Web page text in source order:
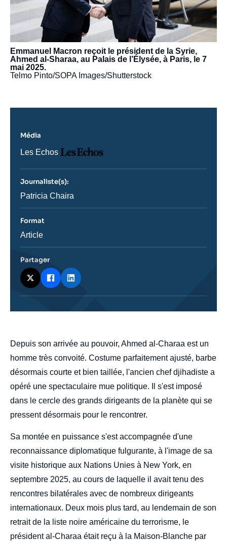
Emmanuel Macron reçoit le président de la Syrie,
Ahmed al-Sharaa, au Palais de l’Élysée, à Paris, le 7
mai 2025.
Telmo Pinto/SOPA Images/Shutterstock
body
Depuis son arrivée au pouvoir, Ahmed al-Charaa est un
homme très convoité. Costume parfaitement ajusté, barbe
désormais courte et bien taillée, l'ancien chef djihadiste a
opéré une spectaculaire mue politique. Il s'est imposé
dans le cercle des grands dirigeants de la planète qui se
pressent désormais pour le rencontrer.
Sa montée en puissance s'est accompagnée d'une
reconnaissance diplomatique fulgurante, à l'image de sa
visite historique aux Nations Unies à New York, en
septembre 2025, au cours de laquelle il avait tenu des
rencontres bilatérales avec de nombreux dirigeants
internationaux. Deux mois plus tard, au lendemain de son
retrait de la liste noire américaine du terrorisme, le
président al-Charaa était reçu à la Maison-Blanche par
Média
Nom
journal,
ou
émission
Les Echos
Logo
Journaliste(s):
Journaliste
Patricia Chaira
Format
Catégorie
Article
Partager